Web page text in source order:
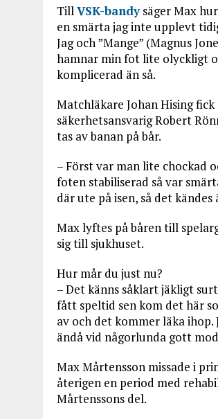
TillVSK-bandysäger Max
en smärta jag inte upplevt
Jag och ”Mange” (Magnus
hamnar min fot lite olyckligt
komplicerad än så.
Matchläkare Johan Hising
säkerhetsansvarig Robert
tas av banan på bår.
– Först var man lite chockad
foten stabiliserad så var
där ute på isen, så det kändes
Max lyftes på båren till
sig till sjukhuset.
Hur mår du just nu?
– Det känns såklart jäkligt
fått speltid sen kom det här
av och det kommer läka ihop.
ändå vid någorlunda gott
Max Mårtensson missade i
återigen en period med
Mårtenssons del.